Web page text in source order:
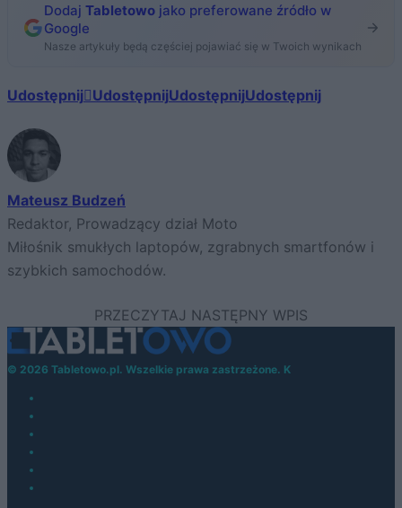
Dodaj Tabletowo jako preferowane źródło w
Google
Nasze artykuły będą częściej pojawiać się w Twoich wynikach
Udostępnij UdostępnijUdostępnijUdostępnij
Mateusz Budzeń
Redaktor, Prowadzący dział Moto
Miłośnik smukłych laptopów, zgrabnych smartfonów i
szybkich samochodów.
© 2026 Tabletowo.pl. Wszelkie prawa zastrzeżone. K